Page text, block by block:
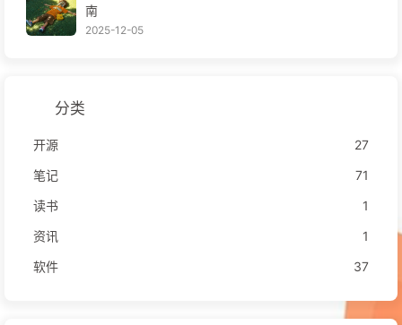
南
2025-12-05
分类
开源
27
笔记
71
读书
1
资讯
1
软件
37